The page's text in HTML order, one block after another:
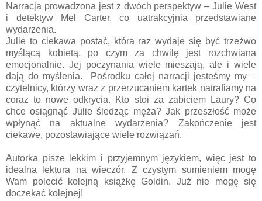
Narracja prowadzona jest z dwóch perspektyw – Julie West
i detektyw Mel Carter, co uatrakcyjnia przedstawiane
wydarzenia.
Julie to ciekawa postać, która raz wydaje się być trzeźwo
myślącą kobietą, po czym za chwilę jest rozchwiana
emocjonalnie. Jej poczynania wiele mieszają, ale i wiele
dają do myślenia. Pośrodku całej narracji jesteśmy my –
czytelnicy, którzy wraz z przerzucaniem kartek natrafiamy na
coraz to nowe odkrycia. Kto stoi za zabiciem Laury? Co
chce osiągnąć Julie śledząc męża? Jak przeszłość może
wpłynąć na aktualne wydarzenia? Zakończenie jest
ciekawe, pozostawiające wiele rozwiązań.
Autorka pisze lekkim i przyjemnym językiem, więc jest to
idealna lektura na wieczór. Z czystym sumieniem mogę
Wam polecić kolejną książkę Goldin. Już nie mogę się
doczekać kolejnej!